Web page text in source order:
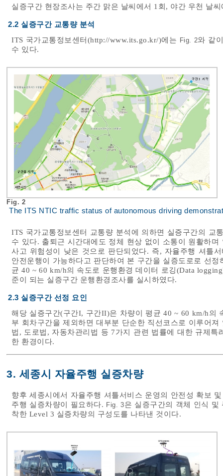
실증구간 현장조사는 주간 맑은 날씨에서 1회, 야간 우천 날
2.2 실증구간 교통량 분석
ITS 국가교통정보센터(http://www.its.go.kr/)에는 Fig. 2와 같
수 있다.
Fig. 2
The ITS NTIC traffic status of autonomous driving
ITS 국가교통정보센터 교통량 분석에 의하면 실증구간의 교
수 있다. 출퇴근 시간대에도 정체 현상 없이 소통이 원활하
사고 위험성이 낮은 것으로 판단되었다. 즉, 자율주행 셔틀
안전운행이 가능하다고 판단하여 본 구간을 실증도로로 선
균 40 ~ 60 km/h의 속도로 운행환경 데이터 로깅(Data
준이 되는 실증구간 운행환경조사를 실시하였다.
2.3 실증구간 선정 요인
해당 실증구간(구간I, 구간II)은 차량이 평균 40 ~ 60 km/h의
부 회차구간을 제외하면 대부분 단순한 직선코스로 이루어
법, 도로법, 자동차관리법 등 7가지 관련 법률에 대한 규제
한 환경이다.
3. 세종시 자율주행 실증차량
향후 세종시에서 자율주행 셔틀서비스 운영의 안전성 확보
주행 실증차량이 필요하다. Fig. 3은 실증구간의 객체 인식 및
착한 Level 3 실증차량의 구성도를 나타낸 것이다.